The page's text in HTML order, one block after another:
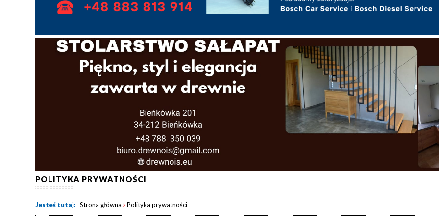
POLITYKA PRYWATNOŚCI
Jesteś tutaj: Strona główna › Polityka prywatności